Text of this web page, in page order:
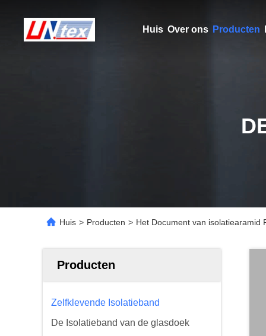
Huis Over ons Producten
Huis > Producten > Het Document van isolatiearamid
Producten
Zelfklevende Isolatieband
De Isolatieband van de glasdoek